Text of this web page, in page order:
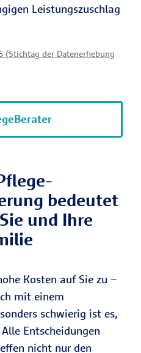
Leistungszuschlag
(Stichtag der Datenerhebung
bedeutet
und Ihre
Kosten auf Sie zu –
mit einem
schwierig ist es,
Entscheidungen
nicht nur den